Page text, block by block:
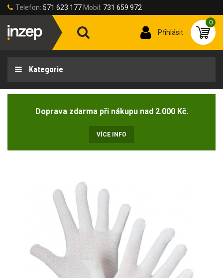
Telefon: 571 623 177 Mobil: 731 659 972
Přihlásit
0
Kategorie
Doprava zdarma při nákupu nad 2.000 Kč.
VÍCE INFO